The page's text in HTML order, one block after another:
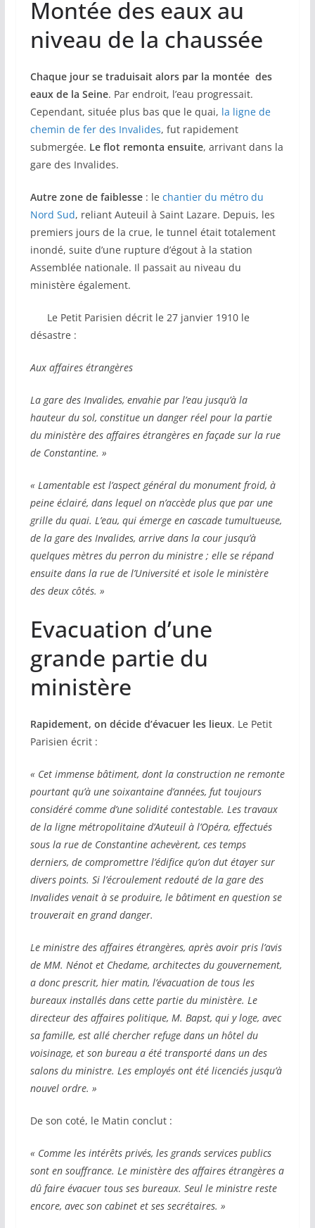
Montée des eaux au
niveau de la chaussée
Chaque jour se traduisait alors par la montée des
eaux de la Seine. Par endroit, l’eau progressait.
Cependant, située plus bas que le quai, la ligne de
chemin de fer des Invalides, fut rapidement
submergée. Le flot remonta ensuite, arrivant dans la
gare des Invalides.
Autre zone de faiblesse: le chantier du métro du
Nord Sud, reliant Auteuil à Saint Lazare. Depuis, les
premiers jours de la crue, le tunnel était totalement
inondé, suite d’une rupture d’égout à la station
Assemblée nationale. Il passait au niveau du
ministère également.
Le Petit Parisien décrit le 27 janvier 1910 le
désastre :
Aux affaires étrangères
La gare des Invalides, envahie par l’eau jusqu’à la
hauteur du sol, constitue un danger réel pour la partie
du ministère des affaires étrangères en façade sur la rue
de Constantine. »
« Lamentable est l’aspect général du monument froid, à
peine éclairé, dans lequel on n’accède plus que par une
grille du quai. L’eau, qui émerge en cascade tumultueuse,
de la gare des Invalides, arrive dans la cour jusqu’à
quelques mètres du perron du ministre ; elle se répand
ensuite dans la rue de l’Université et isole le ministère
des deux côtés. »
Evacuation d’une
grande partie du
ministère
Rapidement, on décide d’évacuer les lieux. Le Petit
Parisien écrit :
« Cet immense bâtiment, dont la construction ne remonte
pourtant qu’à une soixantaine d’années, fut toujours
considéré comme d’une solidité contestable. Les travaux
de la ligne métropolitaine d’Auteuil à l’Opéra, effectués
sous la rue de Constantine achevèrent, ces temps
derniers, de compromettre l’édifice qu’on dut étayer sur
divers points. Si l’écroulement redouté de la gare des
Invalides venait à se produire, le bâtiment en question se
trouverait en grand danger.
Le ministre des affaires étrangères, après avoir pris l’avis
de MM. Nénot et Chedame, architectes du gouvernement,
a donc prescrit, hier matin, l’évacuation de tous les
bureaux installés dans cette partie du ministère. Le
directeur des affaires politique, M. Bapst, qui y loge, avec
sa famille, est allé chercher refuge dans un hôtel du
voisinage, et son bureau a été transporté dans un des
salons du ministre. Les employés ont été licenciés jusqu’à
nouvel ordre. »
De son coté, le Matin conclut :
« Comme les intérêts privés, les grands services publics
sont en souffrance. Le ministère des affaires étrangères a
dû faire évacuer tous ses bureaux. Seul le ministre reste
encore, avec son cabinet et ses secrétaires. »